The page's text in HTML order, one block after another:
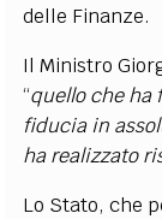
delle Finanze.
Il Ministro
“quello che ha
fiducia in
ha realizzato
Lo Stato, che